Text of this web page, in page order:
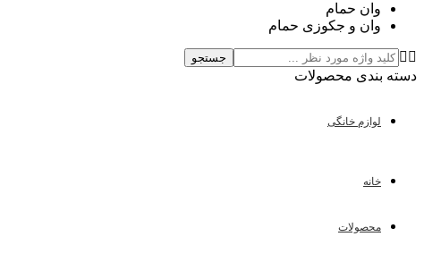
وان حمام
وان و جکوزی حمام
جستجو
دسته بندی محصولات
لوازم خانگی
خانه
محصولات